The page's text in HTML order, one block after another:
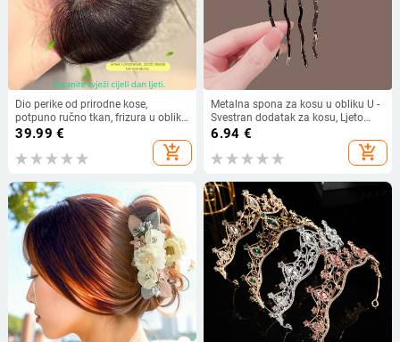
Dio perike od prirodne kose,
potpuno ručno tkan, frizura u obliku
osmerok za prekrivanje linije kose;
prozračno (Materijal: prirodna kosa;
osmerok; Boja: dopuštena)
39.99 €
add_shopping_cart
Metalna spona za kosu u obliku U -
Svestran dodatak za kosu, Ljeto
2025
6.94 €
add_shopping_cart